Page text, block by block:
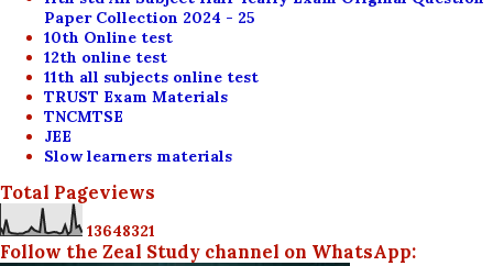
Paper Collection 2024 - 25
10th Online test
12th online test
11th all subjects online test
TRUST Exam Materials
TNCMTSE
JEE
Slow learners materials
Total Pageviews
13648321
Follow the Zeal Study channel on WhatsApp: